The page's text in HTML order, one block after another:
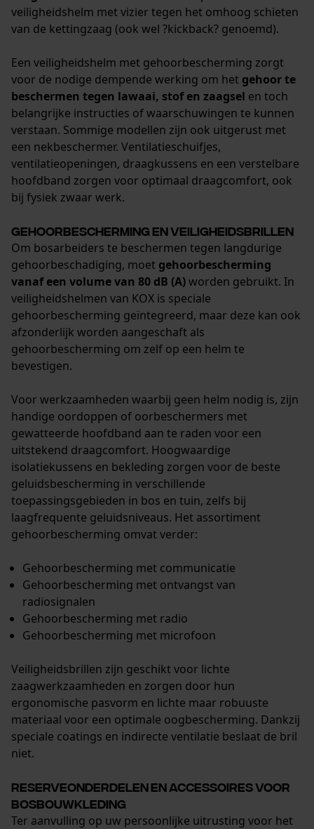
veiligheidshelm met vizier tegen het omhoog schieten
van de kettingzaag (ook wel ?kickback? genoemd).
Een veiligheidshelm met gehoorbescherming zorgt
voor de nodige dempende werking om het gehoor te
beschermen tegen lawaai, stof en zaagsel en toch
belangrijke instructies of waarschuwingen te kunnen
verstaan. Sommige modellen zijn ook uitgerust met
een nekbeschermer. Ventilatieschuifjes,
ventilatieopeningen, draagkussens en een verstelbare
hoofdband zorgen voor optimaal draagcomfort, ook
bij fysiek zwaar werk.
Gehoorbescherming en veiligheidsbrillen
Om bosarbeiders te beschermen tegen langdurige
gehoorbeschadiging, moet gehoorbescherming
vanaf een volume van 80 dB (A)worden gebruikt. In
veiligheidshelmen van KOX is speciale
gehoorbescherming geïntegreerd, maar deze kan ook
afzonderlijk worden aangeschaft als
gehoorbescherming om zelf op een helm te
bevestigen.
Voor werkzaamheden waarbij geen helm nodig is, zijn
handige oordoppen of oorbeschermers met
gewatteerde hoofdband aan te raden voor een
uitstekend draagcomfort. Hoogwaardige
isolatiekussens en bekleding zorgen voor de beste
geluidsbescherming in verschillende
toepassingsgebieden in bos en tuin, zelfs bij
laagfrequente geluidsniveaus. Het assortiment
gehoorbescherming omvat verder:
Gehoorbescherming met communicatie
Gehoorbescherming met ontvangst van
radiosignalen
Gehoorbescherming met radio
Gehoorbescherming met microfoon
Veiligheidsbrillen zijn geschikt voor lichte
zaagwerkzaamheden en zorgen door hun
ergonomische pasvorm en lichte maar robuuste
materiaal voor een optimale oogbescherming. Dankzij
speciale coatings en indirecte ventilatie beslaat de bril
niet.
Reserveonderdelen en accessoires voor
bosbouwkleding
Ter aanvulling op uw persoonlijke uitrusting voor het